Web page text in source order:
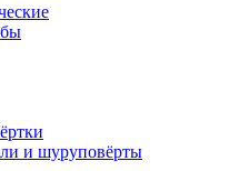
и шуруповёрты